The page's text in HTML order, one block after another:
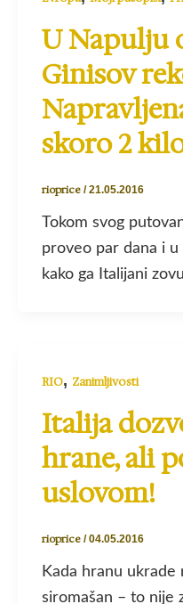
U Napulju
Ginisov
skoro 2
rioprice /21.05.2016
Tokom svog
proveo par dana i
kako ga Italijani
RIO, Zanimljivosti
Italija
hrane, ali
uslovom!
rioprice /04.05.2016
Kada hranu ukrade
siromašan – to nije